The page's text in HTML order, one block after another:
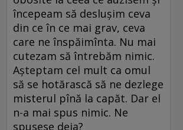
începeam să desluşim ceva
din ce în ce mai grav, ceva
care ne înspăimînta. Nu mai
cutezam să întrebăm nimic.
Aşteptam cel mult ca omul
să se hotărască să ne dezlege
misterul pînă la capăt. Dar el
n-a mai spus nimic. Ne
spusese deja?